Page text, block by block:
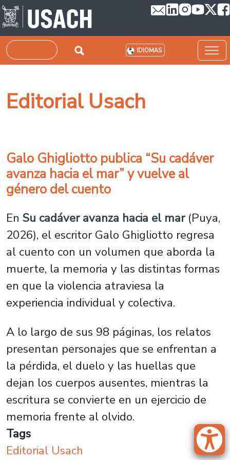
Pasar al contenido principal
Buscar IDIOMAS
Editorial Usach
Galo Ghigliotto publica “Su cadáver
avanza hacia el mar” y vuelve al
género del cuento
En Su cadáver avanza hacia el mar(Puya,
2026), el escritor Galo Ghigliotto regresa
al cuento con un volumen que aborda la
muerte, la memoria y las distintas formas
en que la violencia atraviesa la
experiencia individual y colectiva.
A lo largo de sus 98 páginas, los relatos
presentan personajes que se enfrentan a
la pérdida, el duelo y las huellas que
dejan los cuerpos ausentes, mientras la
escritura se convierte en un ejercicio de
memoria frente al olvido.
Tags
Editorial Usach